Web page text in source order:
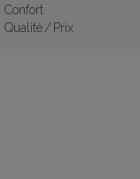
Confort
Qualité / Prix